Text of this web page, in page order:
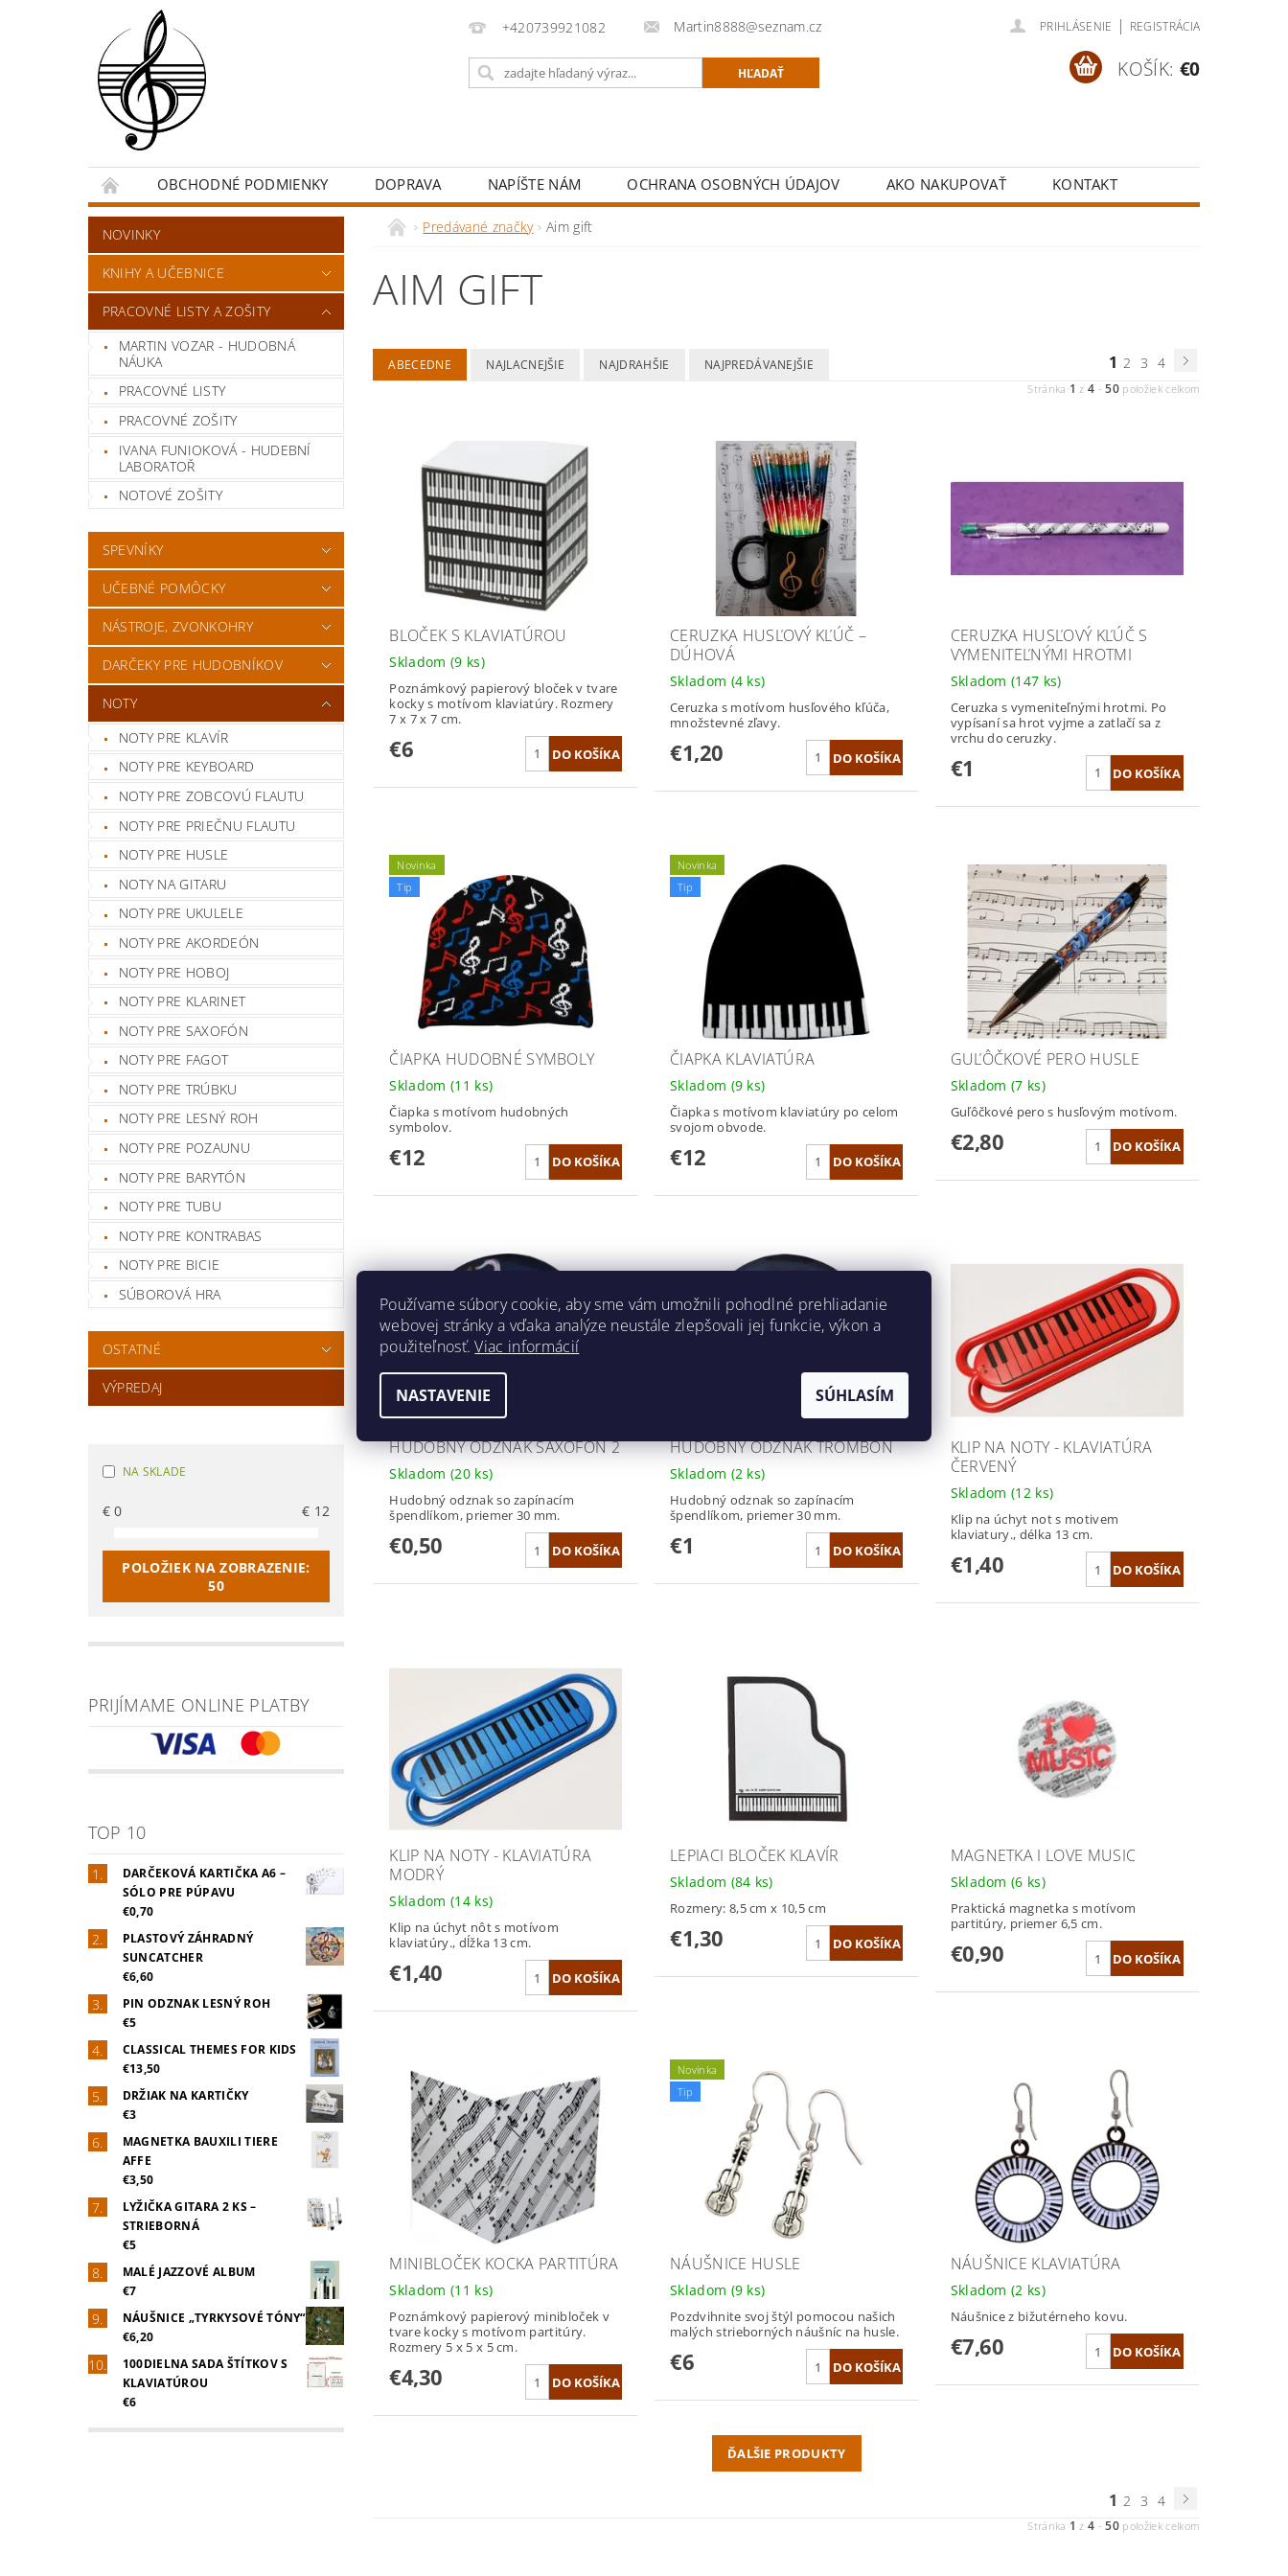
+420739921082 Martin8888@seznam.cz PRIHLÁSENIE | REGISTRÁCIA
KOŠÍK: €0
OBCHODNÉ PODMIENKY DOPRAVA NAPÍŠTE NÁM OCHRANA OSOBNÝCH ÚDAJOV AKO NAKUPOVAŤ KONTAKT
NOVINKY
KNIHY A UČEBNICE
PRACOVNÉ LISTY A ZOŠITY
MARTIN VOZAR - HUDOBNÁ
NÁUKA
PRACOVNÉ LISTY
PRACOVNÉ ZOŠITY
IVANA FUNIOKOVÁ - HUDEBNÍ
LABORATOŘ
NOTOVÉ ZOŠITY
SPEVNÍKY
UČEBNÉ POMÔCKY
NÁSTROJE, ZVONKOHRY
DARČEKY PRE HUDOBNÍKOV
NOTY
NOTY PRE KLAVÍR
NOTY PRE KEYBOARD
NOTY PRE ZOBCOVÚ FLAUTU
NOTY PRE PRIEČNU FLAUTU
NOTY PRE HUSLE
NOTY NA GITARU
NOTY PRE UKULELE
NOTY PRE AKORDEÓN
NOTY PRE HOBOJ
NOTY PRE KLARINET
NOTY PRE SAXOFÓN
NOTY PRE FAGOT
NOTY PRE TRÚBKU
NOTY PRE LESNÝ ROH
NOTY PRE POZAUNU
NOTY PRE BARYTÓN
NOTY PRE TUBU
NOTY PRE KONTRABAS
NOTY PRE BICIE
SÚBOROVÁ HRA
OSTATNÉ
VÝPREDAJ
NA SKLADE
€0 € 12
POLOŽIEK NA ZOBRAZENIE:
50
PRIJÍMAME ONLINE PLATBY
TOP 10
DARČEKOVÁ KARTIČKA A6 –
SÓLO PRE PÚPAVU
€0,70
PLASTOVÝ ZÁHRADNÝ
SUNCATCHER
€6,60
PIN ODZNAK LESNÝ ROH
€5
CLASSICAL THEMES FOR KIDS
€13,50
DRŽIAK NA KARTIČKY
€3
MAGNETKA BAUXILI TIERE
AFFE
€3,50
LYŽIČKA GITARA 2 KS –
STRIEBORNÁ
€5
MALÉ JAZZOVÉ ALBUM
€7
NÁUŠNICE „TYRKYSOVÉ TÓNY“
€6,20
100DIELNA SADA ŠTÍTKOV S
KLAVIATÚROU
€6
Predávané značky Aim gift
AIM GIFT
ABECEDNE NAJLACNEJŠIE NAJDRAHŠIE NAJPREDÁVANEJŠIE 1 2 3 4
Stránka 1 z4 -50 položiek celkom
BLOČEK S KLAVIATÚROU
Skladom (9 ks)
Poznámkový papierový bloček v tvare
kocky s motívom klaviatúry. Rozmery
7 x 7 x 7 cm.
€6
CERUZKA HUSĽOVÝ KĽÚČ –
DÚHOVÁ
Skladom (4 ks)
Ceruzka s motívom husľového kľúča,
množstevné zľavy.
€1,20
CERUZKA HUSĽOVÝ KĽÚČ S
VYMENITEĽNÝMI HROTMI
Skladom(147 ks)
Ceruzka s vymeniteľnými hrotmi. Po
vypísaní sa hrot vyjme a zatlačí sa z
vrchu do ceruzky.
€1
Novinka
Tip
ČIAPKA HUDOBNÉ SYMBOLY
Skladom (11 ks)
Čiapka s motívom hudobných
symbolov.
€12
Novinka
Tip
ČIAPKA KLAVIATÚRA
Skladom (9 ks)
Čiapka s motívom klaviatúry po celom
svojom obvode.
€12
GUĽÔČKOVÉ PERO HUSLE
Skladom(7 ks)
Guľôčkové pero s husľovým motívom.
€2,80
HUDOBNÝ ODZNAK SAXOFÓN 2
Skladom (20 ks)
Hudobný odznak so zapínacím
špendlíkom, priemer 30 mm.
€0,50
HUDOBNÝ ODZNAK TROMBÓN
Skladom (2 ks)
Hudobný odznak so zapínacím
špendlíkom, priemer 30 mm.
€1
KLIP NA NOTY - KLAVIATÚRA
ČERVENÝ
Skladom(12 ks)
Klip na úchyt not s motivem
klaviatury., délka 13 cm.
€1,40
KLIP NA NOTY - KLAVIATÚRA
MODRÝ
Skladom (14 ks)
Klip na úchyt nôt s motívom
klaviatúry., dĺžka 13 cm.
€1,40
LEPIACI BLOČEK KLAVÍR
Skladom (84 ks)
Rozmery: 8,5 cm x 10,5 cm
€1,30
MAGNETKA I LOVE MUSIC
Skladom(6 ks)
Praktická magnetka s motívom
partitúry, priemer 6,5 cm.
€0,90
MINIBLOČEK KOCKA PARTITÚRA
Skladom (11 ks)
Poznámkový papierový minibloček v
tvare kocky s motívom partitúry.
Rozmery 5 x 5 x 5 cm.
€4,30
Novinka
Tip
NÁUŠNICE HUSLE
Skladom (9 ks)
Pozdvihnite svoj štýl pomocou našich
malých strieborných náušníc na husle.
€6
NÁUŠNICE KLAVIATÚRA
Skladom(2 ks)
Náušnice z bižutérneho kovu.
€7,60
ĎALŠIE PRODUKTY
1 2 3 4
Stránka 1 z4 -50 položiek celkom
Používame súbory cookie, aby sme vám umožnili pohodlné prehliadanie
webovej stránky a vďaka analýze neustále zlepšovali jej funkcie, výkon a
použiteľnosť.Viac informácií
NASTAVENIE SÚHLASÍM